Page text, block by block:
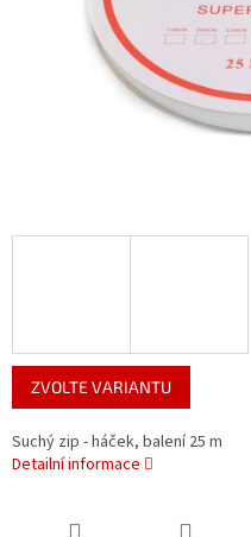
ZVOLTE VARIANTU
Suchý zip - háček, balení 25 m
Detailní informace